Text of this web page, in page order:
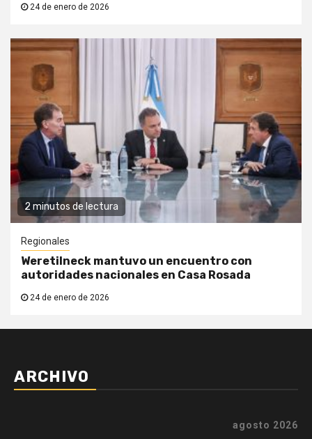
24 de enero de 2026
2 minutos de lectura
Regionales
Weretilneck mantuvo un encuentro con
autoridades nacionales en Casa Rosada
24 de enero de 2026
ARCHIVO
agosto 2026